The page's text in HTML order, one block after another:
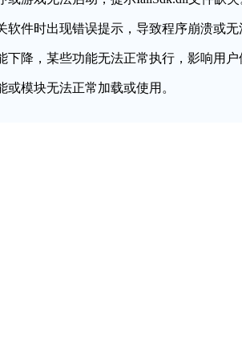
软件时出现错误提示，导致程序崩溃或无
下降，某些功能无法正常执行，影响用户
或模块无法正常加载或使用。